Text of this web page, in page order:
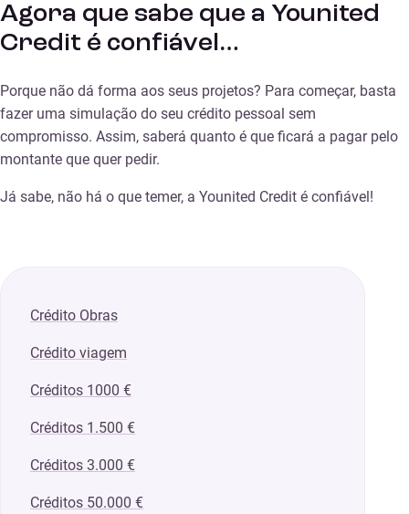
Agora que sabe que a Younited
Credit é confiável…
Porque não dá forma aos seus projetos? Para começar, basta
fazer uma simulação do seu crédito pessoal sem
compromisso. Assim, saberá quanto é que ficará a pagar pelo
montante que quer pedir.
Já sabe, não há o que temer, a Younited Credit é confiável!
Crédito Obras
Crédito viagem
Créditos 1000 €
Créditos 1.500 €
Créditos 3.000 €
Créditos 50.000 €